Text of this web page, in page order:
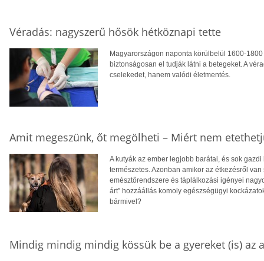
Véradás: nagyszerű hősök hétköznapi tette
Magyarországon naponta körülbelül 1600-
biztonságosan el tudják látni a betegeket. A
cselekedet, hanem valódi életmentés.
Amit megeszünk, őt megölheti – Miért nem
A kutyák az ember legjobb barátai, és sok
természetes. Azonban amikor az étkezésről
emésztőrendszere és táplálkozási igényei
árt” hozzáállás komoly egészségügyi
bármivel?
Mindig mindig mindig kössük be a gyereket (is) az